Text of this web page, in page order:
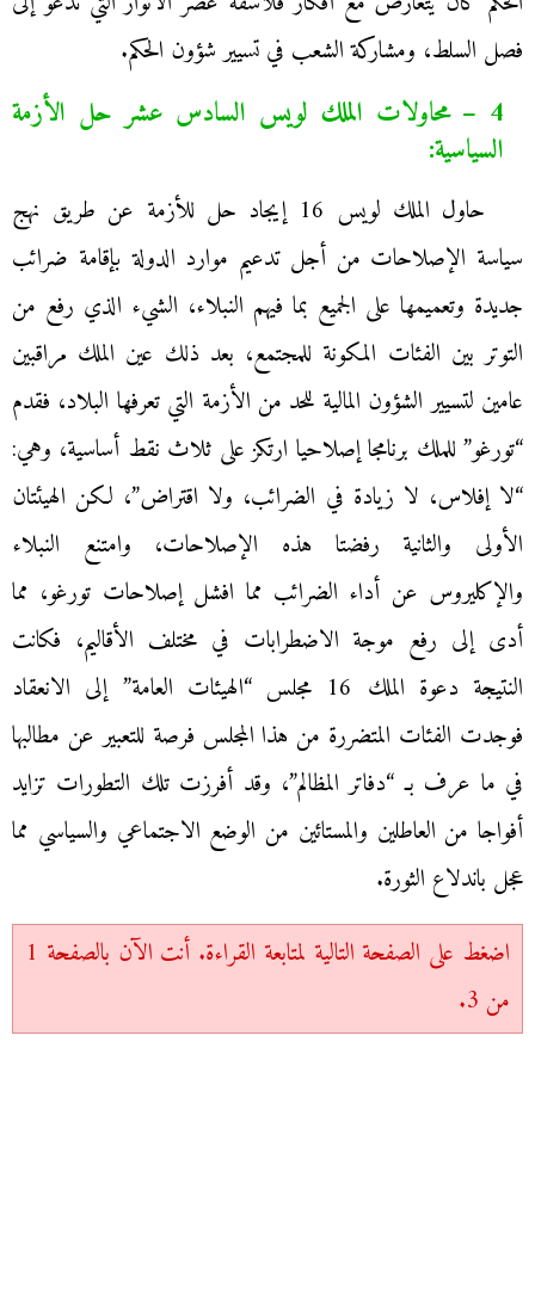
فصل السلط، ومشاركة الشعب في تسيير شؤون الحكم.
4 – محاولات الملك لويس السادس عشر حل الأزمة
السياسية:
حاول الملك لويس 16 إيجاد حل للأزمة عن طريق نهج
سياسة الإصلاحات من أجل تدعيم موارد الدولة بإقامة ضرائب
جديدة وتعميمها على الجميع بما فيهم النبلاء، الشيء الذي رفع من
التوتر بين الفئات المكونة للمجتمع، بعد ذلك عين الملك مراقبين
عامين لتسيير الشؤون المالية للحد من الأزمة التي تعرفها البلاد، فقدم
“تورغو” للملك برنامجا إصلاحيا ارتكز على ثلاث نقط أساسية، وهي:
“لا إفلاس، لا زيادة في الضرائب، ولا اقتراض”، لكن الهيئتان
الأولى والثانية رفضتا هذه الإصلاحات، وامتنع النبلاء
والإكليروس عن أداء الضرائب مما افشل إصلاحات تورغو، مما
أدى إلى رفع موجة الاضطرابات في مختلف الأقاليم، فكانت
النتيجة دعوة الملك 16 مجلس “الهيئات العامة” إلى الانعقاد
فوجدت الفئات المتضررة من هذا المجلس فرصة للتعبير عن مطالبها
في ما عرف بـ “دفاتر المظالم”، وقد أفرزت تلك التطورات تزايد
أفواجا من العاطلين والمستائين من الوضع الاجتماعي والسياسي مما
عجل باندلاع الثورة.
اضغط على الصفحة التالية لمتابعة القراءة. أنت الآن بالصفحة 1
من 3.